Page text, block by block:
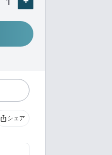
ios_shareシェア